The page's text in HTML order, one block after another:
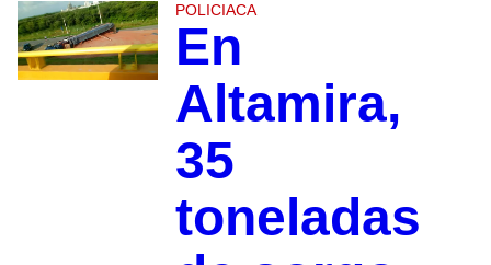
POLICIACA
En
Altamira,
35
toneladas